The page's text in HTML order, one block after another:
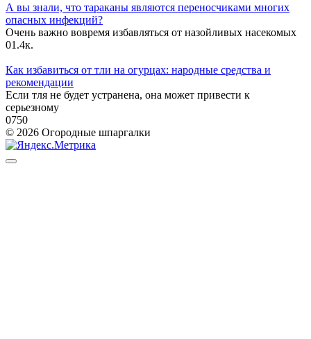
А вы знали, что тараканы являются переносчиками многих
опасных инфекций?
Очень важно вовремя избавляться от назойливых насекомых
01.4к.
Как избавиться от тли на огурцах: народные средства и
рекомендации
Если тля не будет устранена, она может привести к
серьезному
0750
© 2026 Огородные шпаргалки